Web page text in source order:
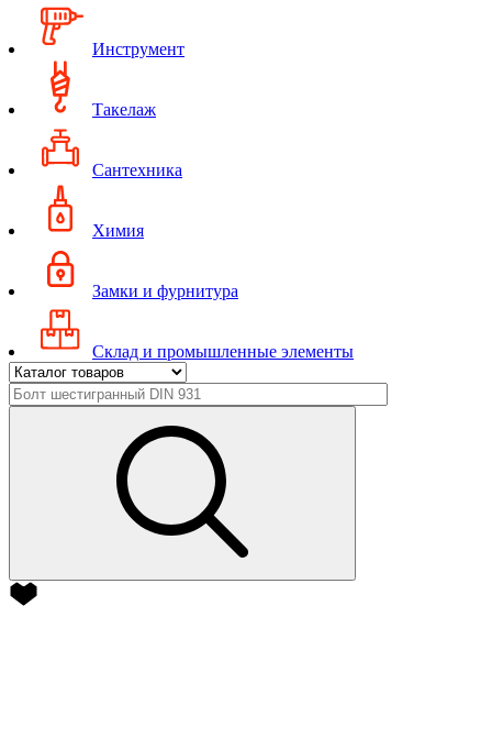
Инструмент
Такелаж
Сантехника
Химия
Замки и фурнитура
Склад и промышленные элементы